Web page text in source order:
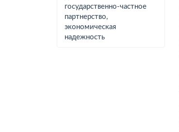
государственно-частное
партнерство,
экономическая
надежность